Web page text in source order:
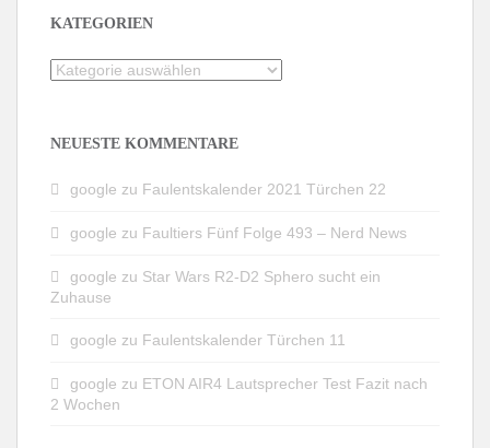
KATEGORIEN
Kategorien
NEUESTE KOMMENTARE
google zu Faulentskalender 2021 Türchen 22
google zu Faultiers Fünf Folge 493 – Nerd News
google zu Star Wars R2-D2 Sphero sucht ein
Zuhause
google zu Faulentskalender Türchen 11
google zu ETON AIR4 Lautsprecher Test Fazit nach
2 Wochen